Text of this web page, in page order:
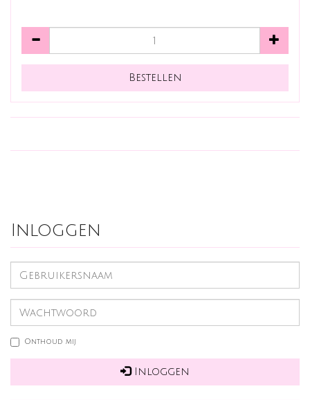
Inloggen
Onthoud mij
Inloggen